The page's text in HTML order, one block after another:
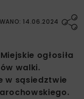
14.06.2024
ogłosiła
walki.
w sąsiedztwie